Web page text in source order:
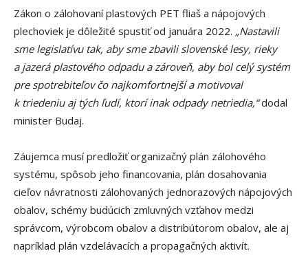
Zákon o zálohovaní plastových PET fliaš a nápojových
plechoviek je dôležité spustiť od januára 2022. „Nastavili
sme legislatívu tak, aby sme zbavili slovenské lesy, rieky
a jazerá plastového odpadu a zároveň, aby bol celý systém
pre spotrebiteľov čo najkomfortnejší a motivoval
k triedeniu aj tých ľudí, ktorí inak odpady netriedia,“dodal
minister Budaj.
Záujemca musí predložiť organizačný plán zálohového
systému, spôsob jeho financovania, plán dosahovania
cieľov návratnosti zálohovaných jednorazových nápojových
obalov, schémy budúcich zmluvných vzťahov medzi
správcom, výrobcom obalov a distribútorom obalov, ale aj
napríklad plán vzdelávacích a propagačných aktivít.